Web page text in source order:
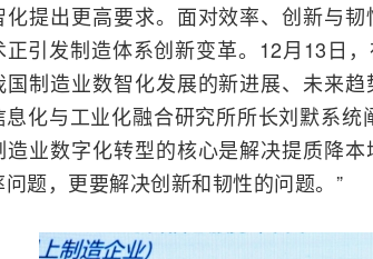
化提出更高要求。面对效率、创新与韧
正引发制造体系创新变革。12月13日
国制造业数智化发展的新进展、未来
息化与工业化融合研究所所长刘默系统
造业数字化转型的核心是解决提质降
问题，更要解决创新和韧性的问题。”